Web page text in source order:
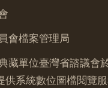
會檔案管理局
藏單位臺灣省諮議會
供系統數位圖檔閱覽